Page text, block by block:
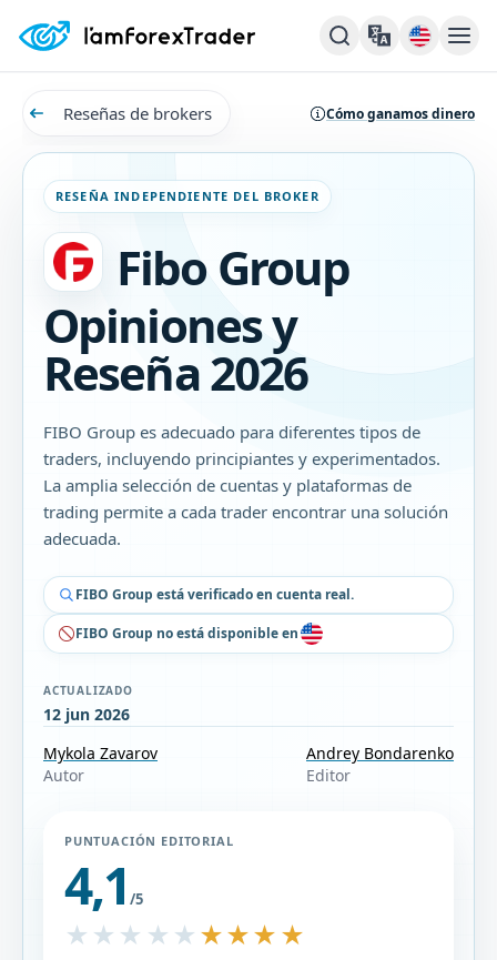
Reseñas de brokers Cómo ganamos dinero
RESEÑA INDEPENDIENTE DEL BROKER
Fibo Group
Opiniones y
Reseña 2026
FIBO Group es adecuado para diferentes tipos de
traders, incluyendo principiantes y experimentados.
La amplia selección de cuentas y plataformas de
trading permite a cada trader encontrar una solución
adecuada.
FIBO Group está verificado en cuenta real.
FIBO Group no está disponible en
ACTUALIZADO
12 jun 2026
Mykola Zavarov
Autor
Andrey Bondarenko
Editor
PUNTUACIÓN EDITORIAL
4,1/5
★★★★★ ★★★★★